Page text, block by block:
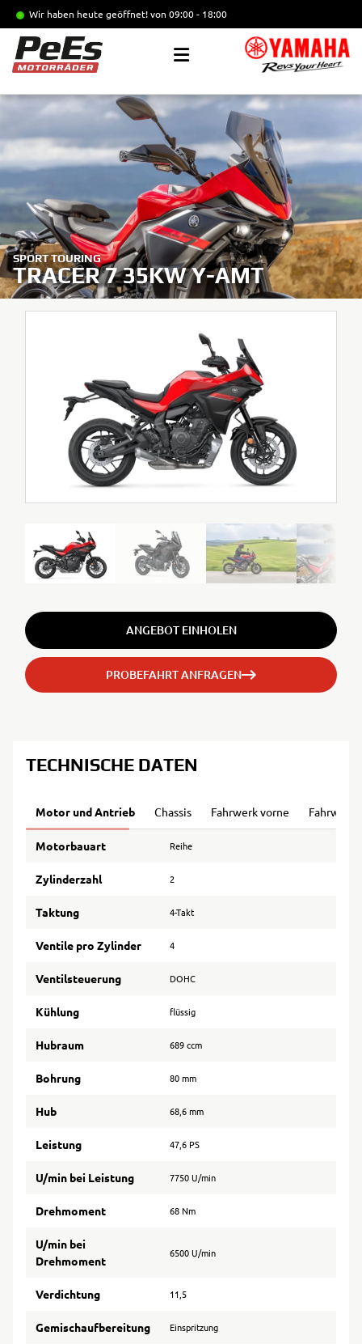
Wir haben heute geöffnet!von 09:00 - 18:00
SPORT TOURING
TRACER 7 35KW Y-AMT
ANGEBOT EINHOLEN
PROBEFAHRT ANFRAGEN
TECHNISCHE DATEN
Motor und Antrieb Chassis Fahrwerk vorne Fahrwerk
Motorbauart Reihe
Zylinderzahl 2
Taktung 4-Takt
Ventile pro Zylinder 4
Ventilsteuerung DOHC
Kühlung flüssig
Hubraum 689 ccm
Bohrung 80 mm
Hub 68,6 mm
Leistung 47,6 PS
U/min bei Leistung 7750 U/min
Drehmoment 68 Nm
U/min bei
Drehmoment
6500 U/min
Verdichtung 11,5
Gemischaufbereitung Einspritzung